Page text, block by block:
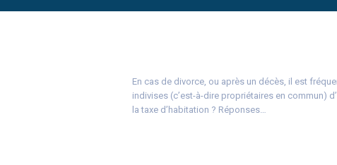
En cas de divorce, ou après un décès, il est
indivises (c’est-à-dire propriétaires en commun)
la taxe d’habitation ? Réponses…